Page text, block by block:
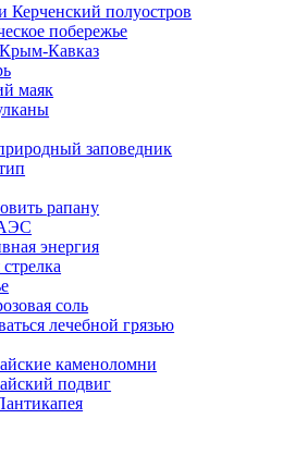
Керченский полуостров
побережье
Кавказ
маяк
заповедник
рапану
энергия
соль
лечебной грязью
каменоломни
подвиг